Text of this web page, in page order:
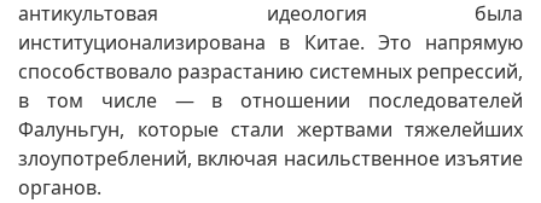
антикультовая идеология была
институционализирована в Китае. Это напрямую
способствовало разрастанию системных репрессий,
в том числе — в отношении последователей
Фалуньгун, которые стали жертвами тяжелейших
злоупотреблений, включая насильственное изъятие
органов.